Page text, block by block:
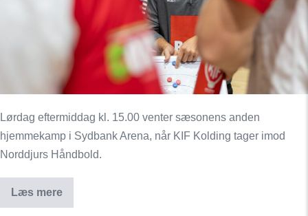
Lørdag eftermiddag kl. 15.00 venter sæsonens anden
hjemmekamp i Sydbank Arena, når KIF Kolding tager imod
Norddjurs Håndbold.
Læs mere
KIF
Kolding